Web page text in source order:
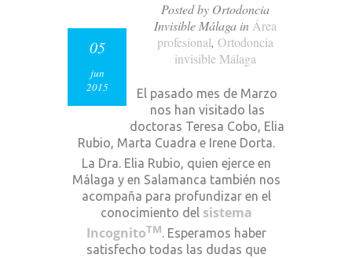
Posted by Ortodoncia
Invisible Málaga in Área
profesional, Ortodoncia
invisible Málaga
05
jun
2015
El pasado mes de Marzo
nos han visitado las
doctoras Teresa Cobo, Elia
Rubio, Marta Cuadra e Irene Dorta.
La Dra. Elia Rubio, quien ejerce en
Málaga y en Salamanca también nos
acompaña para profundizar en el
conocimiento del sistema
IncognitoTM. Esperamos haber
satisfecho todas las dudas que